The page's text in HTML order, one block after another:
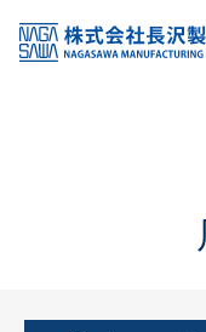
KSS加盟店・取扱店情
店舗一覧